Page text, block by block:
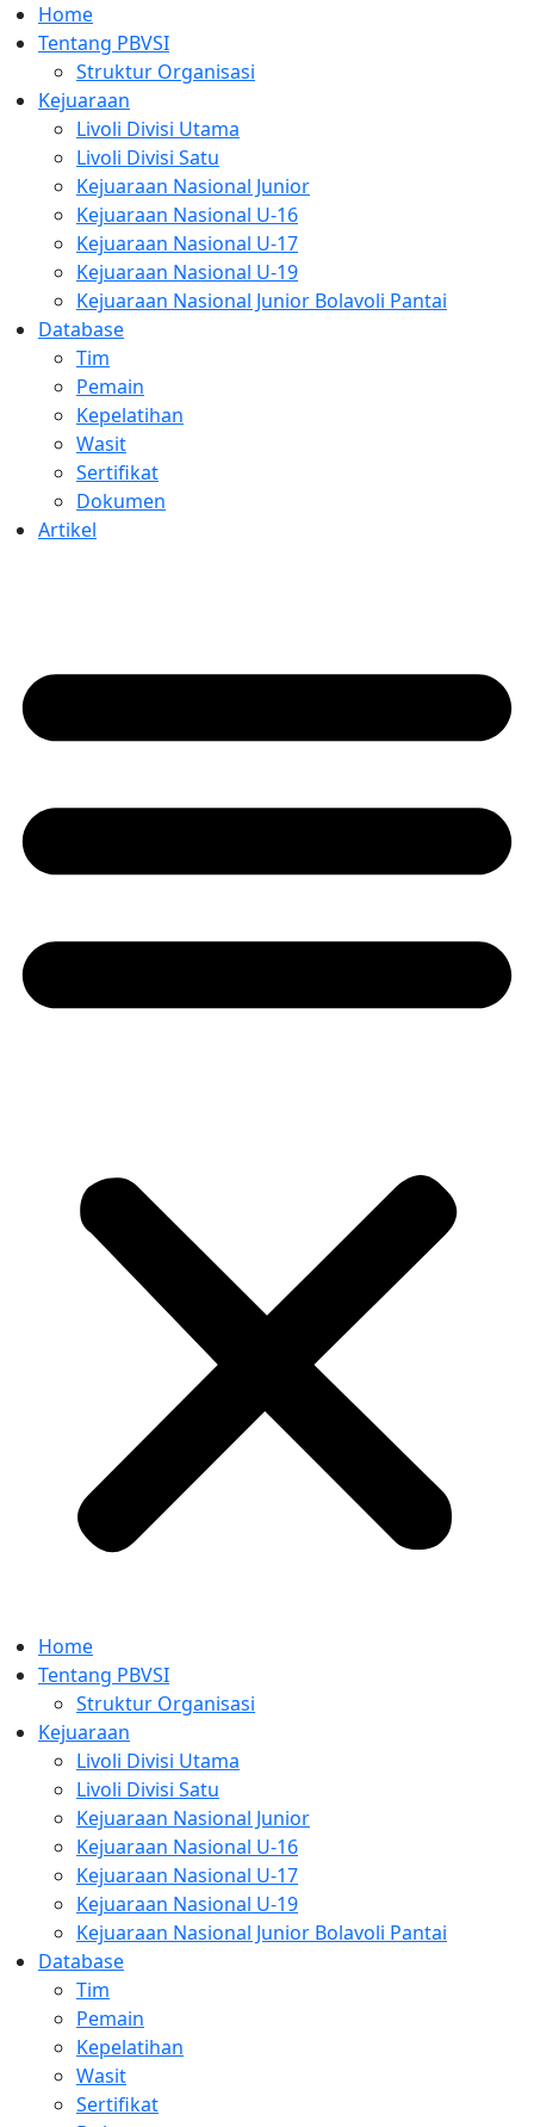
Home
Tentang PBVSI
Struktur Organisasi
Kejuaraan
Livoli Divisi Utama
Livoli Divisi Satu
Kejuaraan Nasional Junior
Kejuaraan Nasional U-16
Kejuaraan Nasional U-17
Kejuaraan Nasional U-19
Kejuaraan Nasional Junior Bolavoli Pantai
Database
Tim
Pemain
Kepelatihan
Wasit
Sertifikat
Dokumen
Artikel
Home
Tentang PBVSI
Struktur Organisasi
Kejuaraan
Livoli Divisi Utama
Livoli Divisi Satu
Kejuaraan Nasional Junior
Kejuaraan Nasional U-16
Kejuaraan Nasional U-17
Kejuaraan Nasional U-19
Kejuaraan Nasional Junior Bolavoli Pantai
Database
Tim
Pemain
Kepelatihan
Wasit
Sertifikat